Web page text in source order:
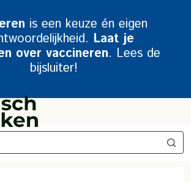
is een keuze én eigen
Laat je
over vaccineren. Lees de
bijsluiter!